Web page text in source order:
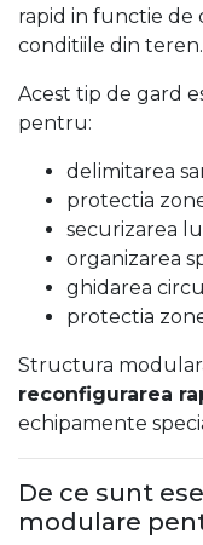
rapid in functie de
conditiile din teren.
Acest tip de gard
pentru:
delimitarea
protectia
securizarea
organizarea
ghidarea
protectia
Structura
reconfigurarea
echipamente
De ce sunt
modulare